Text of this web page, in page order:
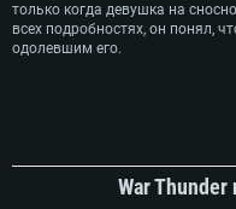
только когда девушка на
всех подробностях, он понял,
одолевшим его.
War